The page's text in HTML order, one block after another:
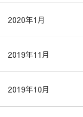
2020年1月
2019年11月
2019年10月